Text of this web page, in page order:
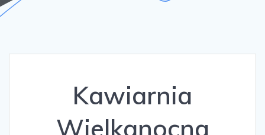
Kawiarnia
Wielkanocna